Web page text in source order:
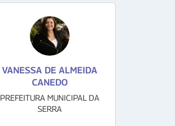
VANESSA DE ALMEIDA
CANEDO
PREFEITURA MUNICIPAL DA
SERRA